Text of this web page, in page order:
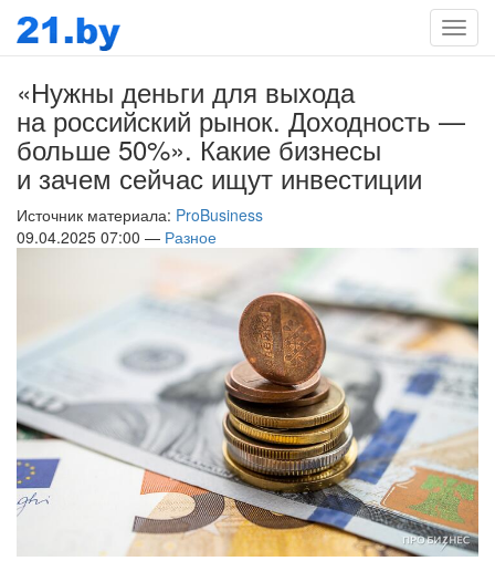
Меню
«Нужны деньги для выхода
на российский рынок. Доходность —
больше 50%». Какие бизнесы
и зачем сейчас ищут инвестиции
Источник материала: ProBusiness
09.04.2025 07:00 — Разное